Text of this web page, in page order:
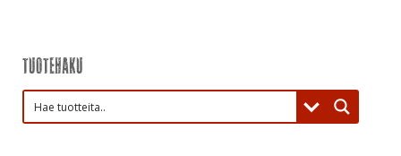
Tuotehaku